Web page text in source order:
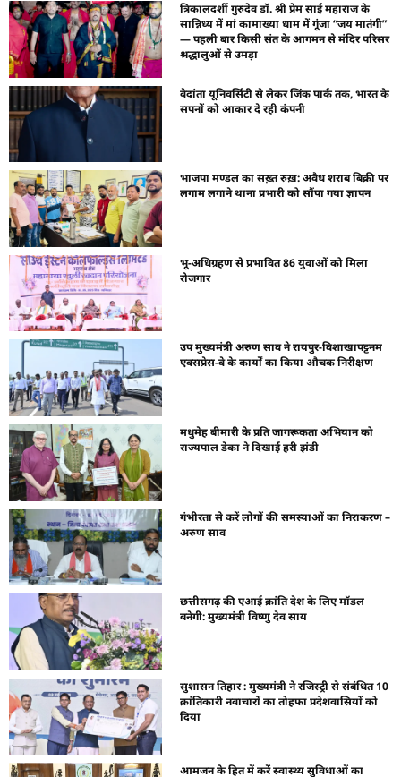
त्रिकालदर्शी गुरुदेव डॉ. श्री प्रेम साईं महाराज के
सान्निध्य में मां कामाख्या धाम में गूंजा “जय मातंगी”
— पहली बार किसी संत के आगमन से मंदिर परिसर
श्रद्धालुओं से उमड़ा
वेदांता यूनिवर्सिटी से लेकर जिंक पार्क तक, भारत के
सपनों को आकार दे रही कंपनी
भाजपा मण्डल का सख़्त रुख़: अवैध शराब बिक्री पर
लगाम लगाने थाना प्रभारी को सौंपा गया ज्ञापन
भू-अधिग्रहण से प्रभावित 86 युवाओं को मिला
रोजगार
उप मुख्यमंत्री अरुण साव ने रायपुर-विशाखापट्टनम
एक्सप्रेस-वे के कार्यों का किया औचक निरीक्षण
मधुमेह बीमारी के प्रति जागरूकता अभियान को
राज्यपाल डेका ने दिखाई हरी झंडी
गंभीरता से करें लोगों की समस्याओं का निराकरण –
अरुण साव
छत्तीसगढ़ की एआई क्रांति देश के लिए मॉडल
बनेगी: मुख्यमंत्री विष्णु देव साय
सुशासन तिहार : मुख्यमंत्री ने रजिस्ट्री से संबंधित 10
क्रांतिकारी नवाचारों का तोहफा प्रदेशवासियों को
दिया
आमजन के हित में करें स्वास्थ्य सुविधाओं का